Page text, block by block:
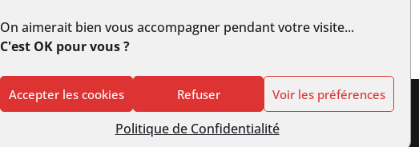
On aimerait bien vous accompagner pendant votre visite...
C'est OK pour vous ?
Accepter les cookies Refuser Voir les préférences
Politique de Confidentialité